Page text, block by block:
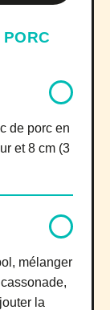
de porc en
et 8 cm (3
mélanger
la